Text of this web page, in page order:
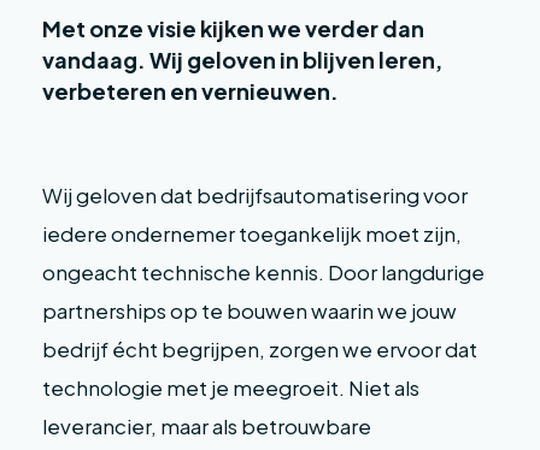
Met onze visie kijken we verder dan
vandaag. Wij geloven in blijven leren,
verbeteren en vernieuwen.
Wij geloven dat bedrijfsautomatisering voor
iedere ondernemer toegankelijk moet zijn,
ongeacht technische kennis. Door langdurige
partnerships op te bouwen waarin we jouw
bedrijf écht begrijpen, zorgen we ervoor dat
technologie met je meegroeit. Niet als
leverancier, maar als betrouwbare